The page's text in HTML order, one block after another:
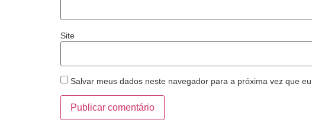
Site
Salvar meus dados neste navegador para a próxima vez que